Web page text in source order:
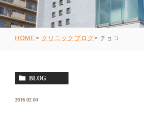
HOME クリニックブログ チョコ
BLOG
2016.02.04